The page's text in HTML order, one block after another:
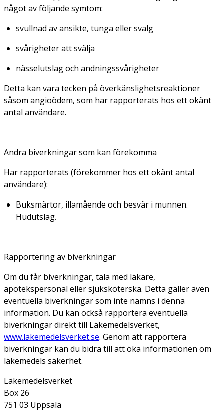
något av följande symtom:
svullnad av ansikte, tunga eller svalg
svårigheter att svälja
nässelutslag och andningssvårigheter
Detta kan vara tecken på överkänslighetsreaktioner
såsom angioödem, som har rapporterats hos ett okänt
antal användare.
Andra biverkningar som kan förekomma
Har rapporterats (förekommer hos ett okänt antal
användare):
Buksmärtor, illamående och besvär i munnen.
Hudutslag.
Rapportering av biverkningar
Om du får biverkningar, tala med läkare,
apotekspersonal eller sjuksköterska. Detta gäller även
eventuella biverkningar som inte nämns i denna
information. Du kan också rapportera eventuella
biverkningar direkt till Läkemedelsverket,
www.lakemedelsverket.se. Genom att rapportera
biverkningar kan du bidra till att öka informationen om
läkemedels säkerhet.
Läkemedelsverket
Box 26
751 03 Uppsala